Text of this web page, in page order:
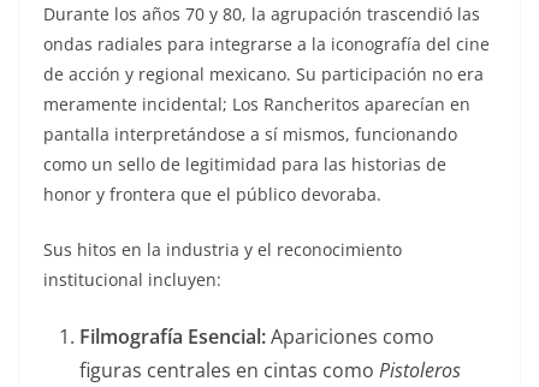
Durante los años 70 y 80, la agrupación trascendió las
ondas radiales para integrarse a la iconografía del cine
de acción y regional mexicano. Su participación no era
meramente incidental; Los Rancheritos aparecían en
pantalla interpretándose a sí mismos, funcionando
como un sello de legitimidad para las historias de
honor y frontera que el público devoraba.
Sus hitos en la industria y el reconocimiento
institucional incluyen:
Filmografía Esencial:Apariciones como
figuras centrales en cintas como Pistoleros